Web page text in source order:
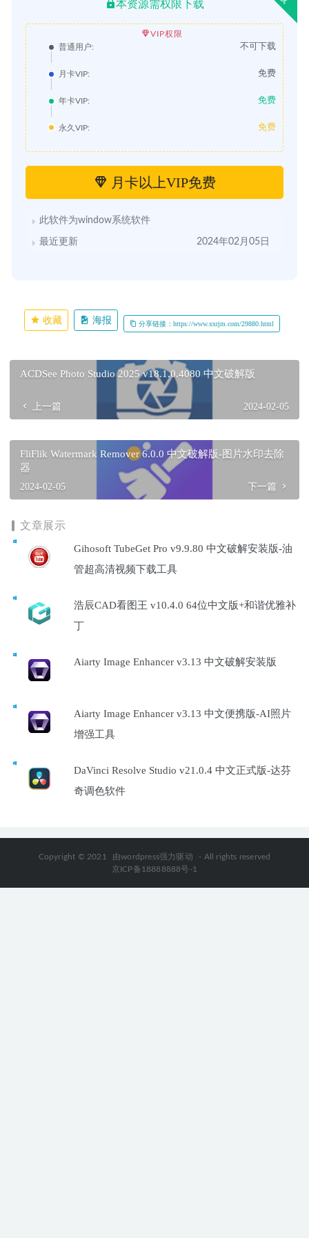
本资源需权限下载
VIP权限
普通用户:
不可下载
月卡VIP: 免费
年卡VIP: 免费
永久VIP: 免费
月卡以上VIP免费
此软件为window系统软件
最近更新 2024年02月05日
收藏 海报 分享链接：https://www.xxrjm.com/29880.html
ACDSee Photo Studio 2025 v18.1.0.4080 中文破解版
上一篇 2024-02-05
FliFlik Watermark Remover 6.0.0 中文破解版-图片水印去除
器
2024-02-05 下一篇
文章展示
Gihosoft TubeGet Pro v9.9.80 中文破解安装版-油
管超高清视频下载工具
浩辰CAD看图王 v10.4.0 64位中文版+和谐优雅补
丁
Aiarty Image Enhancer v3.13 中文破解安装版
Aiarty Image Enhancer v3.13 中文便携版-AI照片
增强工具
DaVinci Resolve Studio v21.0.4 中文正式版-达芬
奇调色软件
Copyright © 2021 由wordpress强力驱动
- All rights reserved
京ICP备18888888号-1